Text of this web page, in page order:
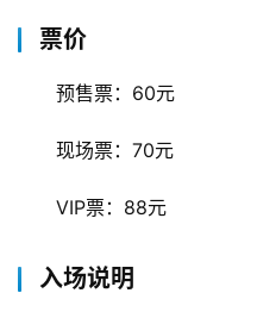
票价
预售票：60元
现场票：70元
VIP票：88元
入场说明